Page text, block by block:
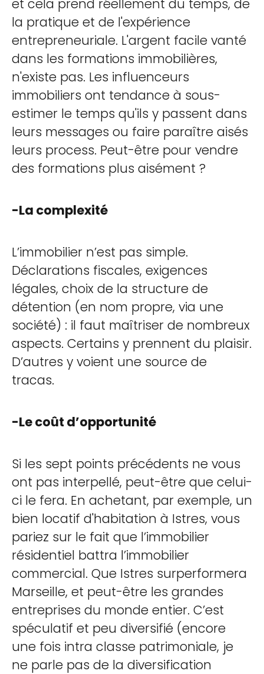
et cela prend réellement du temps, de
la pratique et de l'expérience
entrepreneuriale. L'argent facile vanté
dans les formations immobilières,
n'existe pas. Les influenceurs
immobiliers ont tendance à sous-
estimer le temps qu'ils y passent dans
leurs messages ou faire paraître aisés
leurs process. Peut-être pour vendre
des formations plus aisément ?
-La complexité
L’immobilier n’est pas simple.
Déclarations fiscales, exigences
légales, choix de la structure de
détention (en nom propre, via une
société) : il faut maîtriser de nombreux
aspects. Certains y prennent du plaisir.
D’autres y voient une source de
tracas.
-Le coût d’opportunité
Si les sept points précédents ne vous
ont pas interpellé, peut-être que celui-
ci le fera. En achetant, par exemple, un
bien locatif d'habitation à Istres, vous
pariez sur le fait que l’immobilier
résidentiel battra l’immobilier
commercial. Que Istres surperformera
Marseille, et peut-être les grandes
entreprises du monde entier. C’est
spéculatif et peu diversifié (encore
une fois intra classe patrimoniale, je
ne parle pas de la diversification